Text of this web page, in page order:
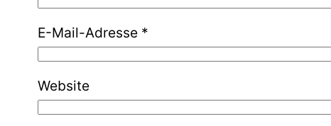
E-Mail-Adresse *
Website